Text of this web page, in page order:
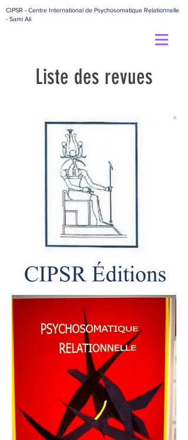
CIPSR - Centre International de Psychosomatique Relationnelle
- Sami Ali
Liste des revues